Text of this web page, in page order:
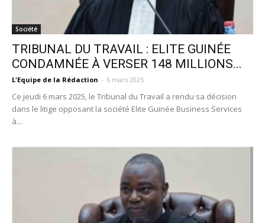
Société
TRIBUNAL DU TRAVAIL : ELITE GUINÉE
CONDAMNÉE À VERSER 148 MILLIONS...
L'Equipe de la Rédaction - 6 mars 2025
Ce jeudi 6 mars 2025, le Tribunal du Travail a rendu sa décision
dans le litige opposant la société Elite Guinée Business Services
à...